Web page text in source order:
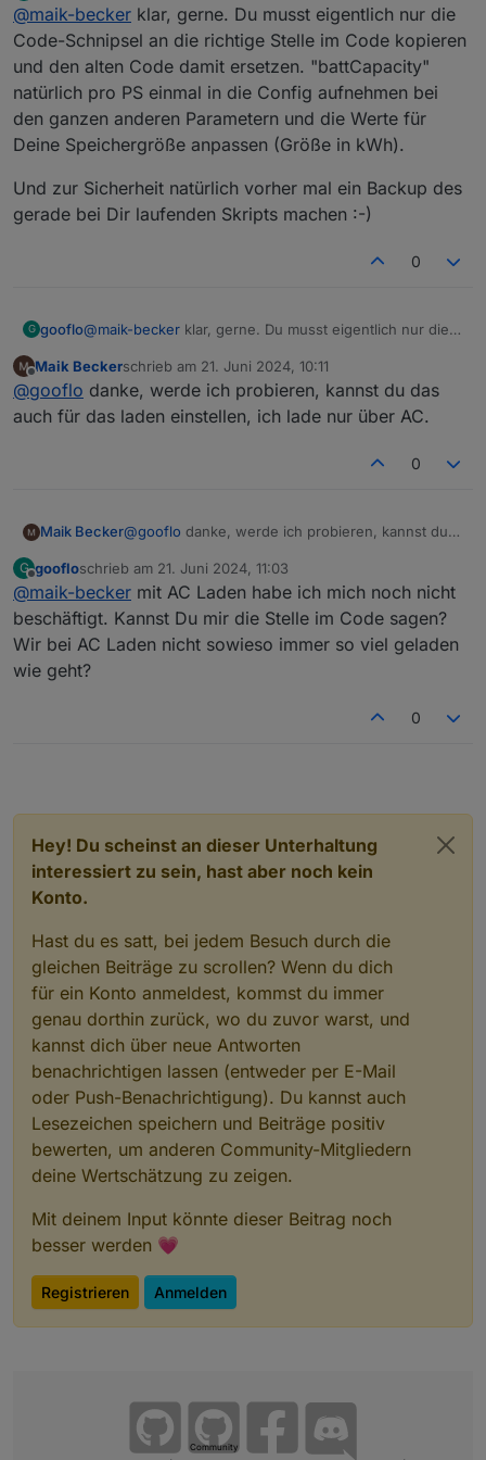
//gapSumme = gapSumme +
     }
BatfaktorkWh = (BatBedarf / psBatSummekWh)
// mlog("PS:" + GlobalObj[asn].PsName + "
Setpower = Setpower +
mlog("PS:" + GlobalObj[asn].PsName + "
1x Powerstream mit Delta Max
Kannst du mir beim Einbau helfen.
Offline
@maik-becker klar, gerne. Du musst eigentlich nur die
Code-Schnipsel an die richtige Stelle im Code kopieren
und den alten Code damit ersetzen. "battCapacity"
natürlich pro PS einmal in die Config aufnehmen bei
den ganzen anderen Parametern und die Werte für
Deine Speichergröße anpassen (Größe in kWh).
Und zur Sicherheit natürlich vorher mal ein Backup des
gerade bei Dir laufenden Skripts machen :-)
0
G gooflo@maik-becker klar, gerne. Du musst eigentlich nur die
und den alten Code damit ersetzen. "battCapacity"
natürlich pro PS einmal in die Config aufnehmen bei
den ganzen anderen Parametern und die Werte für
Deine Speichergröße anpassen (Größe in kWh).
Und zur Sicherheit natürlich vorher mal ein Backup des
gerade bei Dir laufenden Skripts machen :-)
Offline
Maik Beckerschrieb am 21. Juni 2024, 10:11
zuletzt editiert von
@gooflo danke, werde ich probieren, kannst du das
auch für das laden einstellen, ich lade nur über AC.
0
Maik Becker@gooflo danke, werde ich probieren, kannst du
über AC.
G
Offline
goofloschrieb am 21. Juni 2024, 11:03
zuletzt editiert von
@maik-becker mit AC Laden habe ich mich noch nicht
beschäftigt. Kannst Du mir die Stelle im Code sagen?
Wir bei AC Laden nicht sowieso immer so viel geladen
wie geht?
0
Hey! Du scheinst an dieser Unterhaltung
interessiert zu sein, hast aber noch kein
Konto.
Hast du es satt, bei jedem Besuch durch die
gleichen Beiträge zu scrollen? Wenn du dich
für ein Konto anmeldest, kommst du immer
genau dorthin zurück, wo du zuvor warst, und
kannst dich über neue Antworten
benachrichtigen lassen (entweder per E-Mail
oder Push-Benachrichtigung). Du kannst auch
Lesezeichen speichern und Beiträge positiv
bewerten, um anderen Community-Mitgliedern
deine Wertschätzung zu zeigen.
Mit deinem Input könnte dieser Beitrag noch
besser werden 💗
Registrieren Anmelden
Community